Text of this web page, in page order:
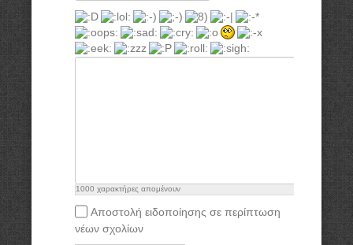
1000 χαρακτήρες απομένουν
Αποστολή ειδοποίησης σε περίπτωση
νέων σχολίων